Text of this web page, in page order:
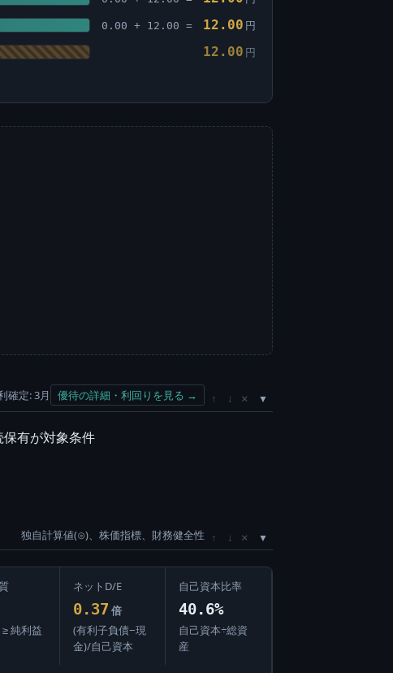
0.00 + 12.00 = 12.00 円
12.00 円
確定: 3月 優待の詳細・利回りを見る → ↑ ↓ ×
有が対象条件
独自計算値(⊙)、株価指標、財務健全性 ↑ ↓ ×
純利益
ネットD/E
0.37 倍
(有利子負債−現
金)/自己資本
自己資本比率
40.6%
自己資本÷総資
産